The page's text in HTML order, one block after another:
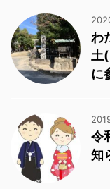
わ
土
に
令
知